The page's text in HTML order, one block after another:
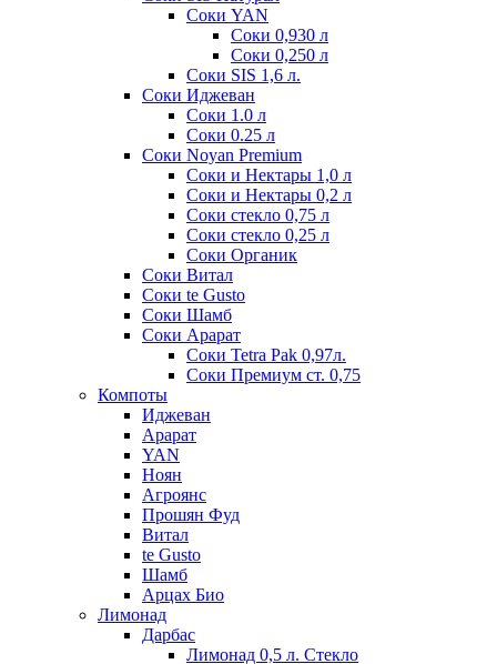
Соки YAN
Соки 0,930 л
Соки 0,250 л
Соки SIS 1,6 л.
Соки Иджеван
Соки 1.0 л
Соки 0.25 л
Соки Noyan Premium
Соки и Нектары 1,0 л
Соки и Нектары 0,2 л
Соки стекло 0,75 л
Соки стекло 0,25 л
Соки Органик
Соки Витал
Соки te Gusto
Соки Шамб
Соки Арарат
Соки Tetra Pak 0,97л.
Соки Премиум ст. 0,75
Компоты
Иджеван
Арарат
YAN
Ноян
Агроянс
Прошян Фуд
Витал
te Gusto
Шамб
Арцах Био
Лимонад
Дарбас
Лимонад 0,5 л. Стекло